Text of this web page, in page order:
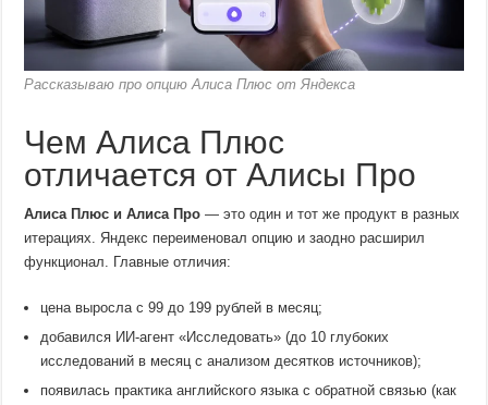
Рассказываю про опцию Алиса Плюс от Яндекса
Чем Алиса Плюс
отличается от Алисы Про
Алиса Плюс и Алиса Про — это один и тот же продукт в разных
итерациях. Яндекс переименовал опцию и заодно расширил
функционал. Главные отличия:
цена выросла с 99 до 199 рублей в месяц;
добавился ИИ-агент «Исследовать» (до 10 глубоких
исследований в месяц с анализом десятков источников);
появилась практика английского языка с обратной связью (как